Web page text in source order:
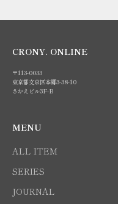
CRONY. ONLINE
〒113-0033
東京都文京区本郷3-38-10
さかえビル3F-B
MENU
ALL ITEM
SERIES
JOURNAL